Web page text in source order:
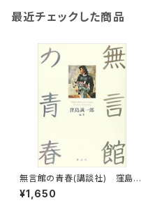
最近チェックした商品
無言館の青春(講談社) 窪島誠
一郎
¥1,650